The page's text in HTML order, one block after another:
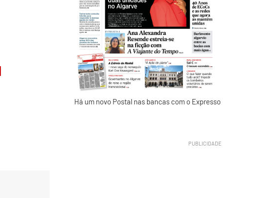
Há um novo Postal nas bancas com o Expresso